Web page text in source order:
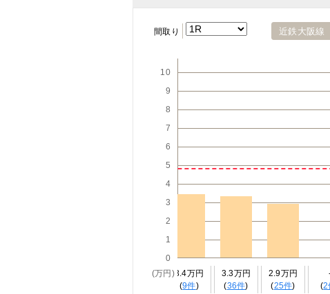
間取り 近鉄大阪線
10
9
8
7
6
5
4
3
2
1
0
(万円)
3.6万円
3.4万円
(9件)
3.3万円
(36件)
2.9万円
(25件)
(2